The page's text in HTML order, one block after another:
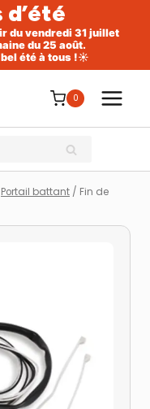
du vendredi 31 juillet
du 25 août.
été à tous !☀️
0
RECHERCHE
Portail battant / Fin de